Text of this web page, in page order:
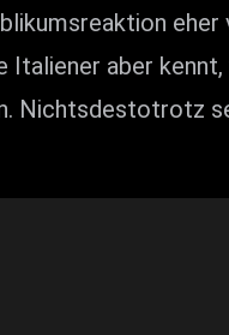
eher
Italiener aber kennt,
Nichtsdestotrotz